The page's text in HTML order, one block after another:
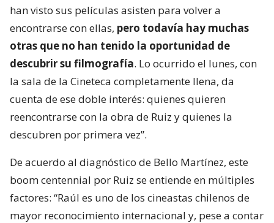
han visto sus películas asisten para volver a
encontrarse con ellas, pero todavía hay muchas
otras que no han tenido la oportunidad de
descubrir su filmografía. Lo ocurrido el lunes, con
la sala de la Cineteca completamente llena, da
cuenta de ese doble interés: quienes quieren
reencontrarse con la obra de Ruiz y quienes la
descubren por primera vez”.
De acuerdo al diagnóstico de Bello Martínez, este
boom centennial por Ruiz se entiende en múltiples
factores: “Raúl es uno de los cineastas chilenos de
mayor reconocimiento internacional y, pese a contar